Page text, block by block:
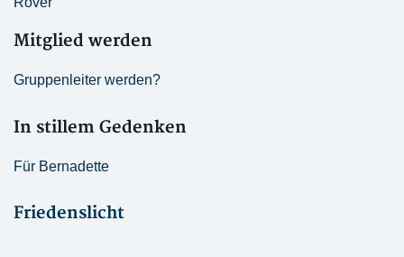
Mitglied werden
Gruppenleiter werden?
In stillem Gedenken
Für Bernadette
Friedenslicht